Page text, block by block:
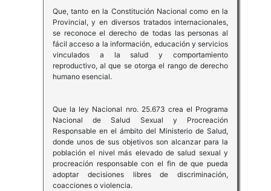
Que, tanto en la Constitución Nacional como en la
Provincial, y en diversos tratados internacionales,
se reconoce el derecho de todas las personas al
fácil acceso a la información, educación y servicios
vinculados a la salud y comportamiento
reproductivo, al que se otorga el rango de derecho
humano esencial.
Que la ley Nacional nro. 25.673 crea el Programa
Nacional de Salud Sexual y Procreación
Responsable en el ámbito del Ministerio de Salud,
donde unos de sus objetivos son alcanzar para la
población el nivel más elevado de salud sexual y
procreación responsable con el fin de que pueda
adoptar decisiones libres de discriminación,
coacciones o violencia.